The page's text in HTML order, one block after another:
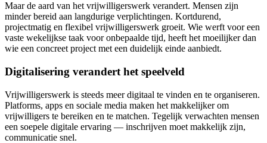
Maar de aard van het vrijwilligerswerk verandert. Mensen zijn
minder bereid aan langdurige verplichtingen. Kortdurend,
projectmatig en flexibel vrijwilligerswerk groeit. Wie werft voor een
vaste wekelijkse taak voor onbepaalde tijd, heeft het moeilijker dan
wie een concreet project met een duidelijk einde aanbiedt.
Digitalisering verandert het speelveld
Vrijwilligerswerk is steeds meer digitaal te vinden en te organiseren.
Platforms, apps en sociale media maken het makkelijker om
vrijwilligers te bereiken en te matchen. Tegelijk verwachten mensen
een soepele digitale ervaring — inschrijven moet makkelijk zijn,
communicatie snel.